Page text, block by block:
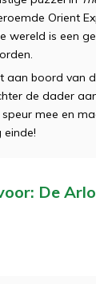
Orient
wereld is een
aan boord van
de dader
mee en
De